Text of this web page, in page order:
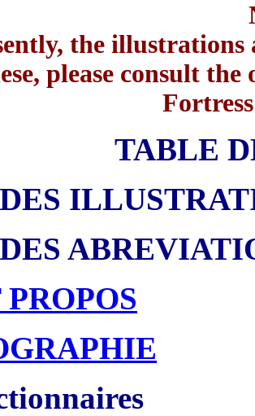
the illustrations
please consult
TABLE